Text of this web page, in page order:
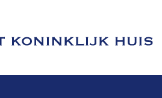
Het Koninklijk Huis